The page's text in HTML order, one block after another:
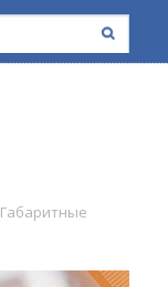
Габаритные